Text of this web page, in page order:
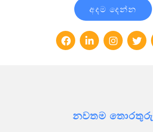
අදම දෙන්න
නවතම තොරතුරු